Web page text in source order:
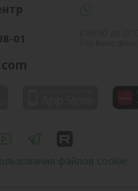
01
файлов cookie